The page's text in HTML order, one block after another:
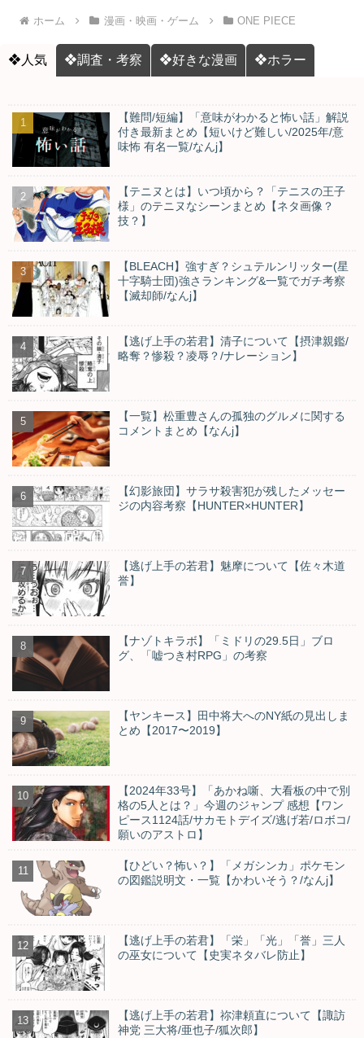
ホーム 漫画・映画・ゲーム ONE PIECE
❖人気 ❖調査・考察 ❖好きな漫画 ❖ホラー
【難問/短編】「意味がわかると怖い話」解説
付き最新まとめ【短いけど難しい/2025年/意
味怖 有名一覧/なんj】
【テニヌとは】いつ頃から？「テニスの王子
様」のテニヌなシーンまとめ【ネタ画像？
技？】
【BLEACH】強すぎ？シュテルンリッター(星
十字騎士団)強さランキング&一覧でガチ考察
【滅却師/なんj】
【逃げ上手の若君】清子について【摂津親鑑/
略奪？惨殺？凌辱？/ナレーション】
【一覧】松重豊さんの孤独のグルメに関する
コメントまとめ【なんj】
【幻影旅団】サラサ殺害犯が残したメッセー
ジの内容考察【HUNTER×HUNTER】
【逃げ上手の若君】魅摩について【佐々木道
誉】
【ナゾトキラボ】「ミドリの29.5日」ブロ
グ、「嘘つき村RPG」の考察
【ヤンキース】田中将大へのNY紙の見出しま
とめ【2017〜2019】
【2024年33号】「あかね噺、大看板の中で別
格の5人とは？」今週のジャンプ 感想【ワン
ピース1124話/サカモトデイズ/逃げ若/ロボコ/
願いのアストロ】
【ひどい？怖い？】「メガシンカ」ポケモン
の図鑑説明文・一覧【かわいそう？/なんj】
【逃げ上手の若君】「栄」「光」「誉」三人
の巫女について【史実ネタバレ防止】
【逃げ上手の若君】祢津頼直について【諏訪
神党 三大将/亜也子/狐次郎】